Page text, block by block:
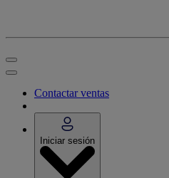
Contactar ventas
Iniciar sesión